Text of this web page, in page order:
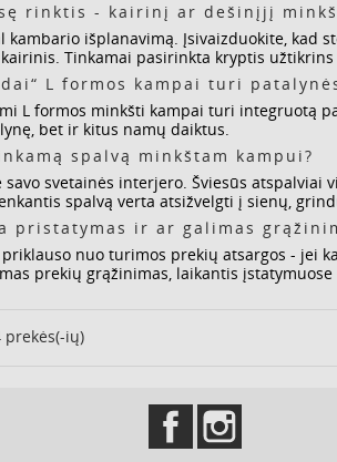
rinktis - kairinį ar dešinįjį
kambario išplanavimą. Įsivaizduokite, kad
Tinkamai pasirinkta kryptis
L formos kampai turi
L formos minkšti kampai turi integruotą
bet ir kitus namų daiktus.
spalvą minkštam kampui?
svetainės interjero. Šviesūs
spalvą verta atsižvelgti į sienų,
pristatymas ir ar galimas
nuo turimos prekių atsargos - jei
prekių grąžinimas, laikantis
prekės(-ių)
Facebook